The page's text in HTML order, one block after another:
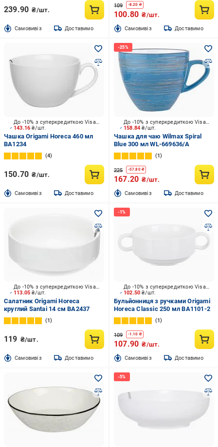
239.90 ₴/шт.
Cамовивіз Доставимо
109 -8.20 ₴
100.80 ₴/шт.
Cамовивіз Доставимо
143.16₴/шт.
До -10% з суперкредиткою Visa Вигода
Чашка Origami Horeca 460 мл
BA1234
4
150.70 ₴/шт.
Cамовивіз Доставимо
158.84₴/шт.
До -10% з суперкредиткою Visa Вигода
Чашка для чаю Wilmax Spiral
Blue 300 мл WL-669636/A
1
225 -57.80₴
167.20 ₴/шт.
Cамовивіз Доставимо
113.05₴/шт.
До -10% з суперкредиткою Visa Вигода
Салатник Origami Horeca
круглий Santai 14 см BA2437
1
119 ₴/шт.
Cамовивіз Доставимо
102.50₴/шт.
До -10% з суперкредиткою Visa Вигода
Бульйонниця з ручками Origami
Horeca Classic 250 мл BA1101-2
1
109 -1.10 ₴
107.90 ₴/шт.
Cамовивіз Доставимо